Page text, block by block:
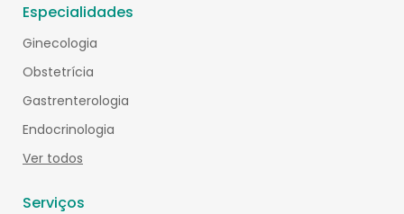
Especialidades
Ginecologia
Obstetrícia
Gastrenterologia
Endocrinologia
Ver todos
Serviços